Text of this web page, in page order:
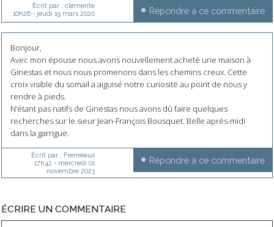
Écrit par : clémente
10h26- jeudi 19 mars 2020 Répondre à ce commentaire
Bonjour,
Avec mon épouse nous avons nouvellement acheté une maison à
Ginestas et nous nous promenons dans les chemins creux. Cette
croix visible du somail a aiguisé notre curiosité au point de nous y
rendre à pieds.
N’étant pas natifs de Ginestas nous avons dû faire quelques
recherches sur le sieur Jean-François Bousquet. Belle après-midi
dans la garrigue.
Écrit par : Fremeaux
17h42 - mercredi 01
novembre 2023
Répondre à ce commentaire
ÉCRIRE UN COMMENTAIRE